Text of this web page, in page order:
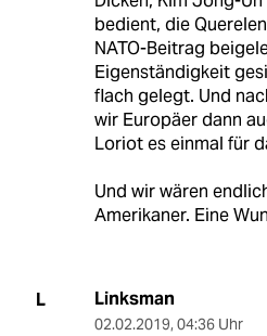
bedient, die
NATO-Beitrag
Eigenständigkeit
flach gelegt. Und
wir Europäer dann
Loriot es einmal für
Und wir wären
Amerikaner. Eine
L Linksman
02.02.2019, 04:36 Uhr